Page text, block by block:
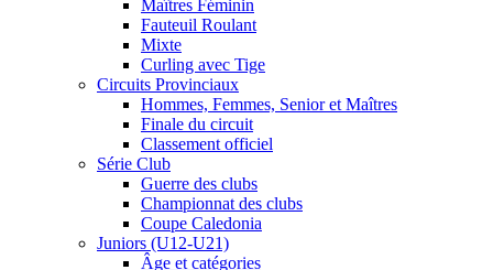
Maîtres Féminin
Fauteuil Roulant
Mixte
Curling avec Tige
Circuits Provinciaux
Hommes, Femmes, Senior et Maîtres
Finale du circuit
Classement officiel
Série Club
Guerre des clubs
Championnat des clubs
Coupe Caledonia
Juniors (U12-U21)
Âge et catégories